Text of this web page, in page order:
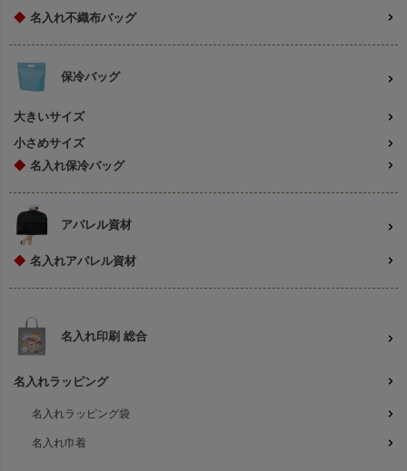
◆ 名入れ不織布バッグ
保冷バッグ
大きいサイズ
小さめサイズ
◆ 名入れ保冷バッグ
アパレル資材
◆ 名入れアパレル資材
名入れ印刷 総合
名入れラッピング
名入れラッピング袋
名入れ巾着